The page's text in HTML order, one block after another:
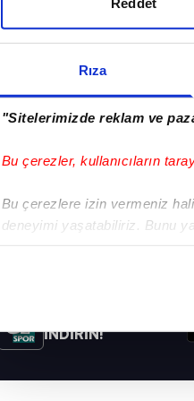
Rıza
"Sitelerimizde reklam ve
Bu çerezler, kullanıcıların
Bu çerezlere izin vermeniz
deneyimi yaşatabiliriz. Bunu
Her halükârda, kullanıcılar,
Sizlere daha iyi bir hizmet
çerezler vasıtasıyla çeşitli
#BEŞIKTAŞ
İNDİRİN!